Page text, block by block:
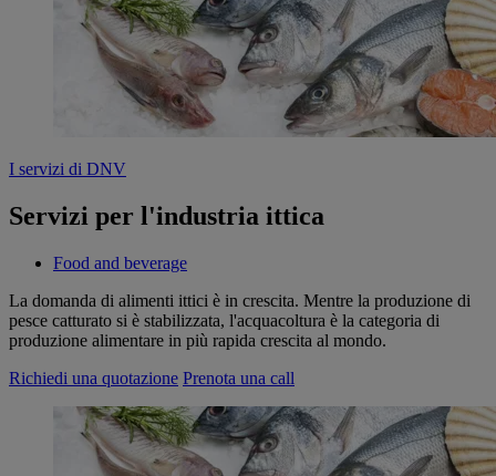
I servizi di DNV
Servizi per l'industria ittica
Food and beverage
La domanda di alimenti ittici è in crescita. Mentre la produzione di
pesce catturato si è stabilizzata, l'acquacoltura è la categoria di
produzione alimentare in più rapida crescita al mondo.
Richiedi una quotazione Prenota una call